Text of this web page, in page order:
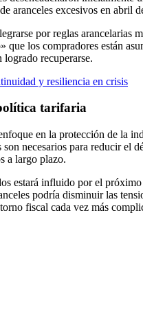
aranceles excesivos en abril
por reglas
los compradores están
recuperarse.
y resiliencia en crisis
tarifaria
en la protección de la
necesarios para reducir
a largo plazo.
estará influido por el
podría disminuir las
fiscal cada vez más